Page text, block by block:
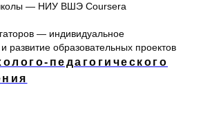
— НИУ ВШЭ Coursera
— индивидуальное
развитие образовательных проектов
педагогического